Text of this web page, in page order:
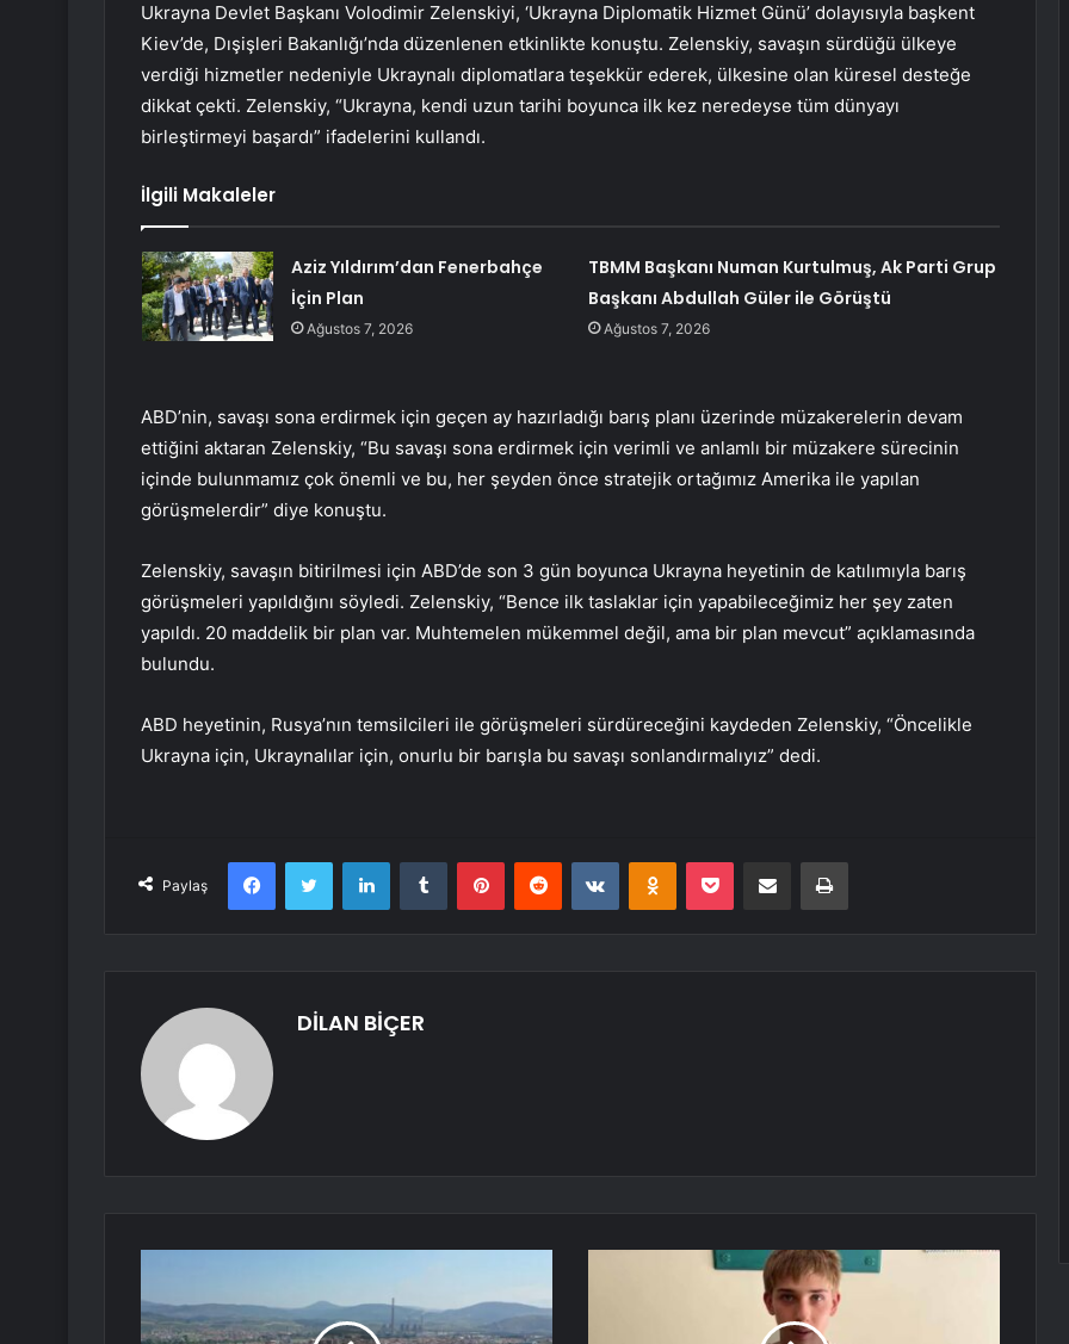
Ukrayna Devlet Başkanı Volodimir Zelenskiyi, ‘Ukrayna Diplomatik Hizmet Günü’ dolayısıyla başkent
Kiev’de, Dışişleri Bakanlığı’nda düzenlenen etkinlikte konuştu. Zelenskiy, savaşın sürdüğü ülkeye
verdiği hizmetler nedeniyle Ukraynalı diplomatlara teşekkür ederek, ülkesine olan küresel desteğe
dikkat çekti. Zelenskiy, “Ukrayna, kendi uzun tarihi boyunca ilk kez neredeyse tüm dünyayı
birleştirmeyi başardı” ifadelerini kullandı.
İlgili Makaleler
Aziz Yıldırım’dan Fenerbahçe
İçin Plan
Ağustos 7, 2026
TBMM Başkanı Numan Kurtulmuş, Ak Parti Grup
Başkanı Abdullah Güler ile Görüştü
Ağustos 7, 2026
ABD’nin, savaşı sona erdirmek için geçen ay hazırladığı barış planı üzerinde müzakerelerin devam
ettiğini aktaran Zelenskiy, “Bu savaşı sona erdirmek için verimli ve anlamlı bir müzakere sürecinin
içinde bulunmamız çok önemli ve bu, her şeyden önce stratejik ortağımız Amerika ile yapılan
görüşmelerdir” diye konuştu.
Zelenskiy, savaşın bitirilmesi için ABD’de son 3 gün boyunca Ukrayna heyetinin de katılımıyla barış
görüşmeleri yapıldığını söyledi. Zelenskiy, “Bence ilk taslaklar için yapabileceğimiz her şey zaten
yapıldı. 20 maddelik bir plan var. Muhtemelen mükemmel değil, ama bir plan mevcut” açıklamasında
bulundu.
ABD heyetinin, Rusya’nın temsilcileri ile görüşmeleri sürdüreceğini kaydeden Zelenskiy, “Öncelikle
Ukrayna için, Ukraynalılar için, onurlu bir barışla bu savaşı sonlandırmalıyız” dedi.
Paylaş
FacebookTwitter LinkedInTumblr PinterestReddit VKontakteOdnoklassniki
Pocket E-Posta ile paylaş Yazdır
DİLAN BİÇER